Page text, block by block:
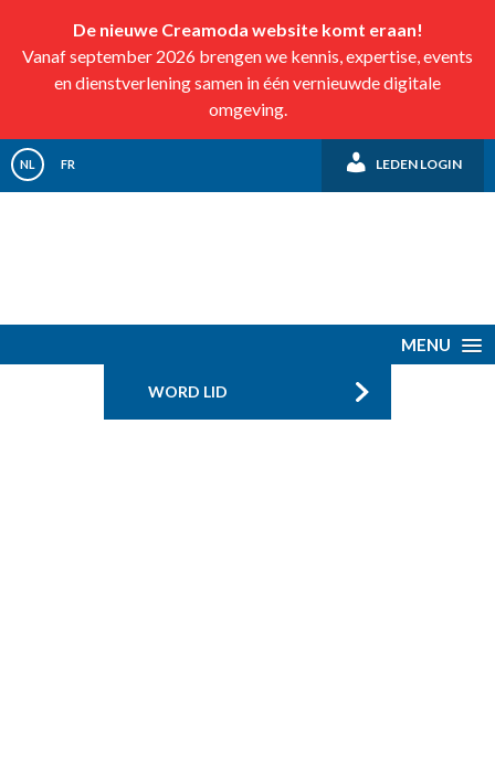
De nieuwe Creamoda website komt eraan!
Vanaf september 2026 brengen we kennis, expertise, events
en dienstverlening samen in één vernieuwde digitale
omgeving.
NL FR LEDEN LOGIN
MENU
WORD LID